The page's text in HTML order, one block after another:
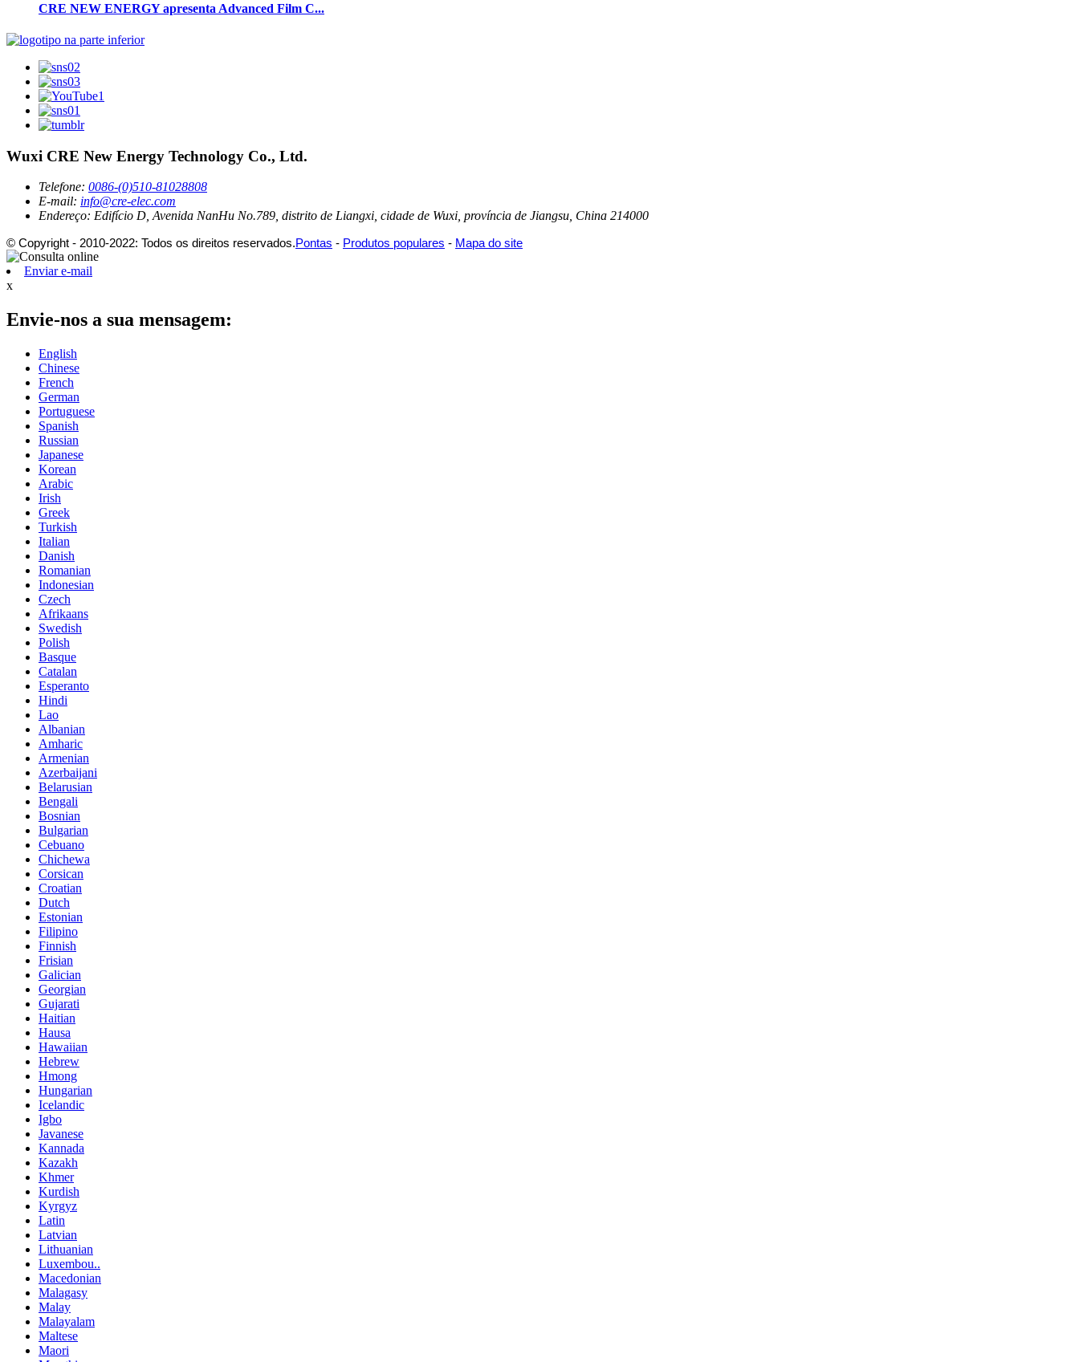
CRE NEW ENERGY apresenta Advanced Film C...
Wuxi CRE New Energy Technology Co., Ltd.
Telefone: 0086-(0)510-81028808
E-mail: info@cre-elec.com
Endereço: Edifício D, Avenida NanHu No.789, distrito de Liangxi, cidade de Wuxi, província de Jiangsu, China 214000
© Copyright - 2010-2022: Todos os direitos reservados.Pontas - Produtos populares - Mapa do site
Enviar e-mail
x
Envie-nos a sua mensagem:
English
Chinese
French
German
Portuguese
Spanish
Russian
Japanese
Korean
Arabic
Irish
Greek
Turkish
Italian
Danish
Romanian
Indonesian
Czech
Afrikaans
Swedish
Polish
Basque
Catalan
Esperanto
Hindi
Lao
Albanian
Amharic
Armenian
Azerbaijani
Belarusian
Bengali
Bosnian
Bulgarian
Cebuano
Chichewa
Corsican
Croatian
Dutch
Estonian
Filipino
Finnish
Frisian
Galician
Georgian
Gujarati
Haitian
Hausa
Hawaiian
Hebrew
Hmong
Hungarian
Icelandic
Igbo
Javanese
Kannada
Kazakh
Khmer
Kurdish
Kyrgyz
Latin
Latvian
Lithuanian
Luxembou..
Macedonian
Malagasy
Malay
Malayalam
Maltese
Maori